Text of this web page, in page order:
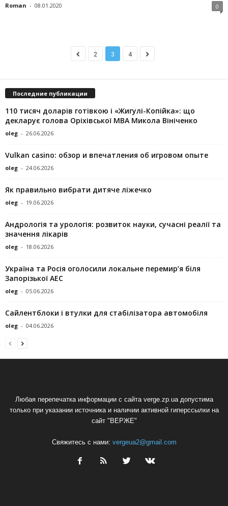
Roman - 08.01.2020 0
2 3 4
Последние публикации
110 тисяч доларів готівкою і «Жигулі-Копійка»: що
декларує голова Оріхівської МВА Микола Вініченко
oleg - 26.06.2026
Vulkan casino: обзор и впечатления об игровом опыте
oleg - 24.06.2026
Як правильно вибрати дитяче ліжечко
oleg - 19.06.2026
Андрологія та урологія: розвиток науки, сучасні реалії та
значення лікарів
oleg - 18.06.2026
Україна та Росія оголосили локальне перемир’я біля
Запорізької АЕС
oleg - 05.06.2026
Сайлентблоки і втулки для стабілізатора автомобіля
oleg - 04.06.2026
Любая перепечатка информации с сайта verge.zp.ua допустима
только при указании источника и наличии активной гиперссылки на
сайт "ВЕРЖЕ"
Свяжитесь с нами: vergeua2@gmail.com